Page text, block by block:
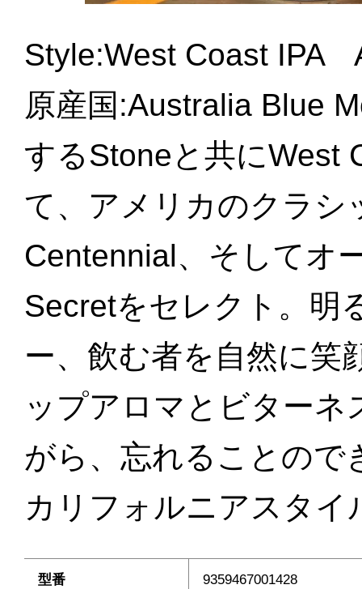
Style:West Coast
原産国:Australia
するStoneと共にWest
て、アメリカのクラシ
Centennial、そしてオ
Secretをセレクト。明
ー、飲む者を自然に笑
ップアロマとビター
がら、忘れることので
カリフォルニアスタイ
型番 9359467001428